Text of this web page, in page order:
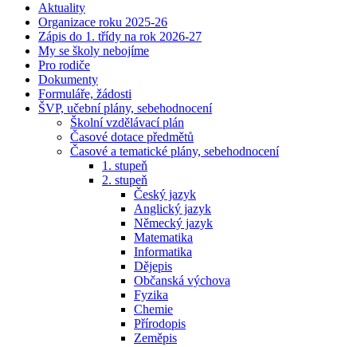
Aktuality
Organizace roku 2025-26
Zápis do 1. třídy na rok 2026-27
My se školy nebojíme
Pro rodiče
Dokumenty
Formuláře, žádosti
ŠVP, učební plány, sebehodnocení
Školní vzdělávací plán
Časové dotace předmětů
Časové a tematické plány, sebehodnocení
1. stupeň
2. stupeň
Český jazyk
Anglický jazyk
Německý jazyk
Matematika
Informatika
Dějepis
Občanská výchova
Fyzika
Chemie
Přírodopis
Zeměpis